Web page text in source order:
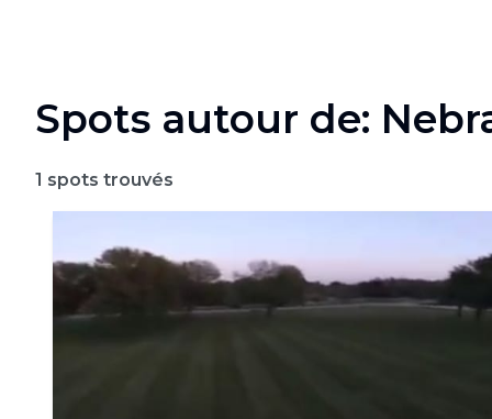
Spots autour de:
1 spots trouvés